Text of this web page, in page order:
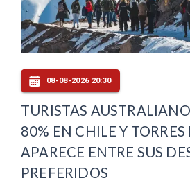
08-08-2026 20:30
TURISTAS
80% EN CHILE Y
APARECE ENTRE SUS
PREFERIDOS